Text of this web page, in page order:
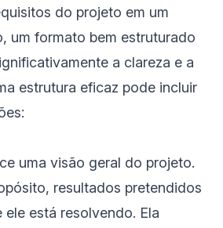
do projeto em um
um formato bem estruturado
a clareza e a
estrutura eficaz pode incluir
uma visão geral do projeto.
resultados pretendidos
ele está resolvendo. Ela